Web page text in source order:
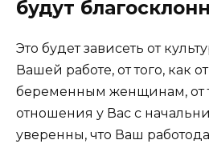
будут
Это будет зависеть от
Вашей работе, от того, как
беременным женщинам, от
отношения у Вас с
уверенны, что Ваш